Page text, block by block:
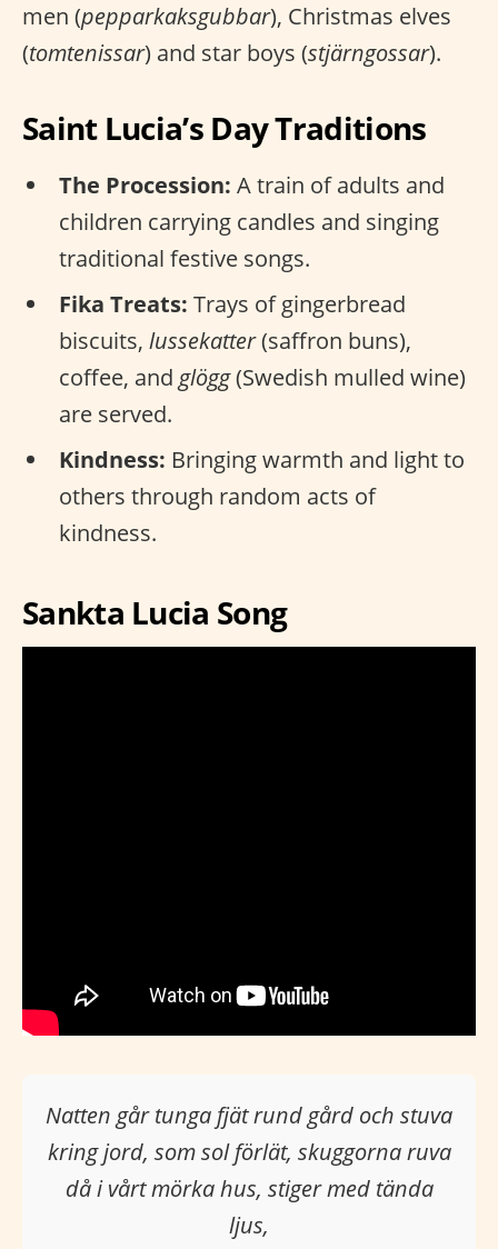
men (pepparkaksgubbar), Christmas elves
(tomtenissar) and star boys (stjärngossar).
Saint Lucia’s Day Traditions
The Procession: A train of adults and
children carrying candles and singing
traditional festive songs.
Fika Treats: Trays of gingerbread
biscuits, lussekatter(saffron buns),
coffee, and glögg(Swedish mulled wine)
are served.
Kindness: Bringing warmth and light to
others through random acts of
kindness.
Sankta Lucia Song
Natten går tunga fjät rund gård och stuva
kring jord, som sol förlät, skuggorna ruva
då i vårt mörka hus, stiger med tända
ljus,